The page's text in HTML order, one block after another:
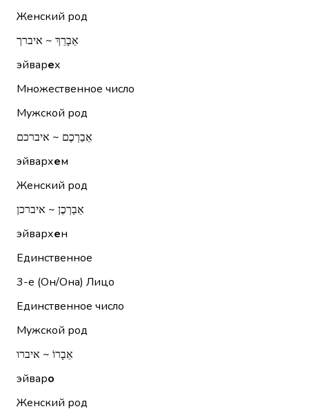
Женский род
אֵבָרֵךְ ~ איברך
эйварех
Множественное число
Мужской род
אֵבַרְכֶם ~ איברכם
эйвархем
Женский род
אֵבַרְכֶן ~ איברכן
эйвархен
Единственное
3-е (Он/Она) Лицо
Единственное число
Мужской род
אֵבָרוֹ ~ איברו
эйваро
Женский род